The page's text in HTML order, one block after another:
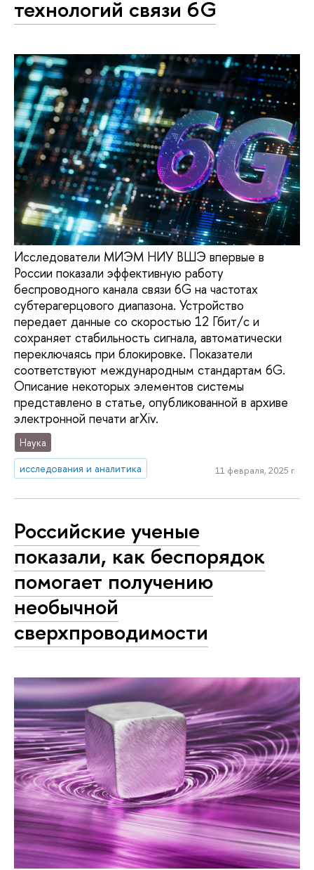
технологий связи 6G
Исследователи МИЭМ НИУ ВШЭ впервые в
России показали эффективную работу
беспроводного канала связи 6G на частотах
субтерагерцового диапазона. Устройство
передает данные со скоростью 12 Гбит/с и
сохраняет стабильность сигнала, автоматически
переключаясь при блокировке. Показатели
соответствуют международным стандартам 6G.
Описание некоторых элементов системы
представлено в статье, опубликованной в архиве
электронной печати arXiv.
Наука
исследования и аналитика
11 февраля, 2025 г.
Российские ученые
показали, как беспорядок
помогает получению
необычной
сверхпроводимости